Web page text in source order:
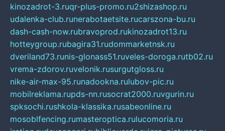
kinozadrot-3.ruqr-plus-promo.ru2shizashop.ru
udalenka-club.runerabotaetsite.rucarszona-bu.ru
dash-cash-now.rubravoprod.rukinozadrot13.ru
hotteygroup.rubagira31.rudommarketnsk.ru
dveriland73.runis-glonass51.ruveles-doroga.rutb02.ru
vrema-zdorov.ruvelonik.rusurgutgloss.ru
nike-air-max-95.runadookna.rulubov-pic.ru
mobilreklama.rupds-nn.rusocrat2000.ruvgurin.ru
spksochi.rushkola-klassika.rusabeonline.ru
mosoblfencing.rumasteroptica.rulucomoria.ru